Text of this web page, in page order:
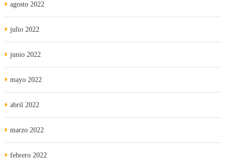
agosto 2022
julio 2022
junio 2022
mayo 2022
abril 2022
marzo 2022
febrero 2022